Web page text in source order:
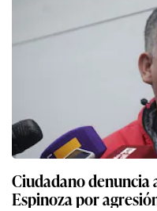
Ciudadano
Espinoza por